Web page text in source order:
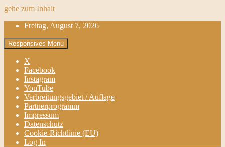
gehe zum Inhalt
Freitag, August 7, 2026
Responsives Menu
X
Facebook
Instagram
YouTube
Verbreitungsgebiet / Auflage
Partnerprogramm
Impressum
Datenschutz
Cookie-Richtlinie (EU)
Log In